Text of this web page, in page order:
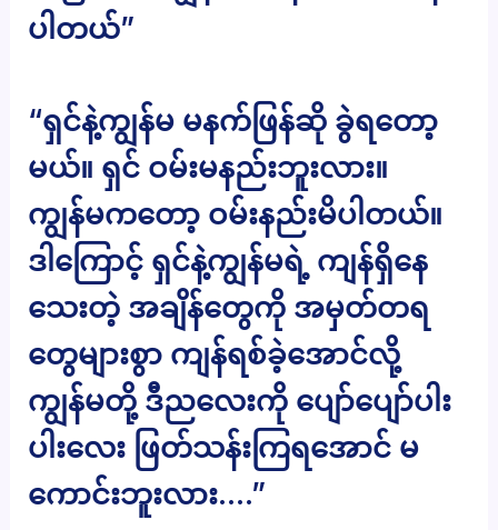
ပါတယ်”
“ရှင်နဲ့ကျွန်မ မနက်ဖြန်ဆို ခွဲရတော့
မယ်။ ရှင် ဝမ်းမနည်းဘူးလား။
ကျွန်မကတော့ ဝမ်းနည်းမိပါတယ်။
ဒါကြောင့် ရှင်နဲ့ကျွန်မရဲ့ ကျန်ရှိနေ
သေးတဲ့ အချိန်တွေကို အမှတ်တရ
တွေများစွာ ကျန်ရစ်ခဲ့အောင်လို့
ကျွန်မတို့ ဒီညလေးကို ပျော်ပျော်ပါး
ပါးလေး ဖြတ်သန်းကြရအောင် မ
ကောင်းဘူးလား….”